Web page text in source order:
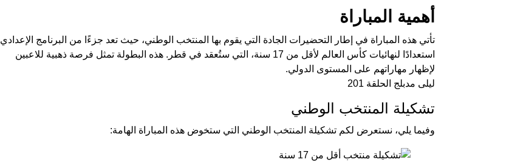
أهمية المباراة
تأتي هذه المباراة في إطار التحضيرات الجادة التي يقوم بها المنتخب الوطني، حيث تعد جزءًا من البرنامج الإعدادي
استعدادًا لنهائيات كأس العالم لأقل من 17 سنة، التي ستُعقد في قطر. هذه البطولة تمثل فرصة ذهبية للاعبين
لإظهار مهاراتهم على المستوى الدولي.
ليلى مدبلج الحلقة 201
تشكيلة المنتخب الوطني
وفيما يلي، نستعرض لكم تشكيلة المنتخب الوطني التي ستخوض هذه المباراة الهامة: